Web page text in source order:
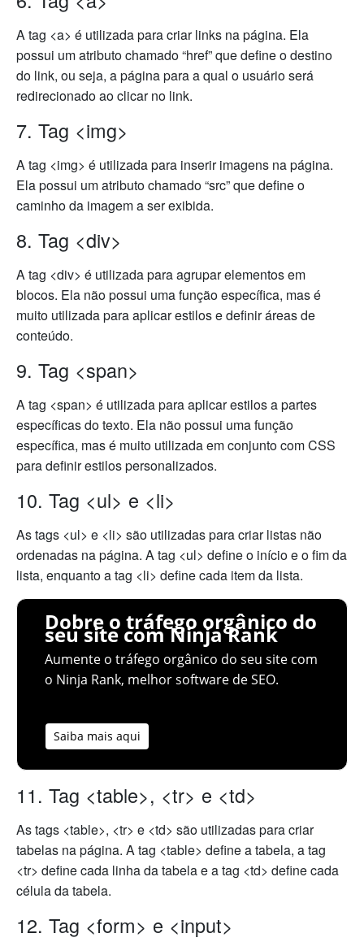
A tag <a> é utilizada para criar links na página. Ela
possui um atributo chamado “href” que define o destino
do link, ou seja, a página para a qual o usuário será
redirecionado ao clicar no link.
7. Tag <img>
A tag <img> é utilizada para inserir imagens na página.
Ela possui um atributo chamado “src” que define o
caminho da imagem a ser exibida.
8. Tag <div>
A tag <div> é utilizada para agrupar elementos em
blocos. Ela não possui uma função específica, mas é
muito utilizada para aplicar estilos e definir áreas de
conteúdo.
9. Tag <span>
A tag <span> é utilizada para aplicar estilos a partes
específicas do texto. Ela não possui uma função
específica, mas é muito utilizada em conjunto com CSS
para definir estilos personalizados.
10. Tag <ul> e <li>
As tags <ul> e <li> são utilizadas para criar listas não
ordenadas na página. A tag <ul> define o início e o fim da
lista, enquanto a tag <li> define cada item da lista.
Dobre o tráfego orgânico do
seu site com Ninja Rank
Aumente o tráfego orgânico do seu site com
o Ninja Rank, melhor software de SEO.
Saiba mais aqui
11. Tag <table>, <tr> e <td>
As tags <table>, <tr> e <td> são utilizadas para criar
tabelas na página. A tag <table> define a tabela, a tag
<tr> define cada linha da tabela e a tag <td> define cada
célula da tabela.
12. Tag <form> e <input>